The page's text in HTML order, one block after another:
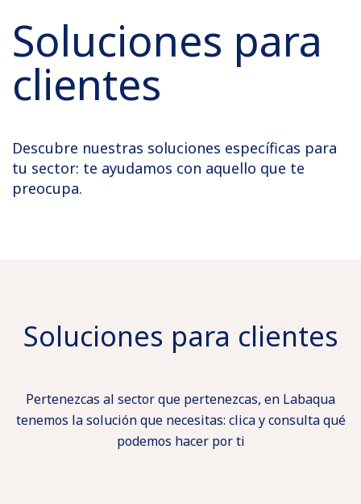
Soluciones para
clientes
Descubre nuestras soluciones específicas para
tu sector: te ayudamos con aquello que te
preocupa.
Soluciones para clientes
Pertenezcas al sector que pertenezcas, en Labaqua
tenemos la solución que necesitas: clica y consulta qué
podemos hacer por ti